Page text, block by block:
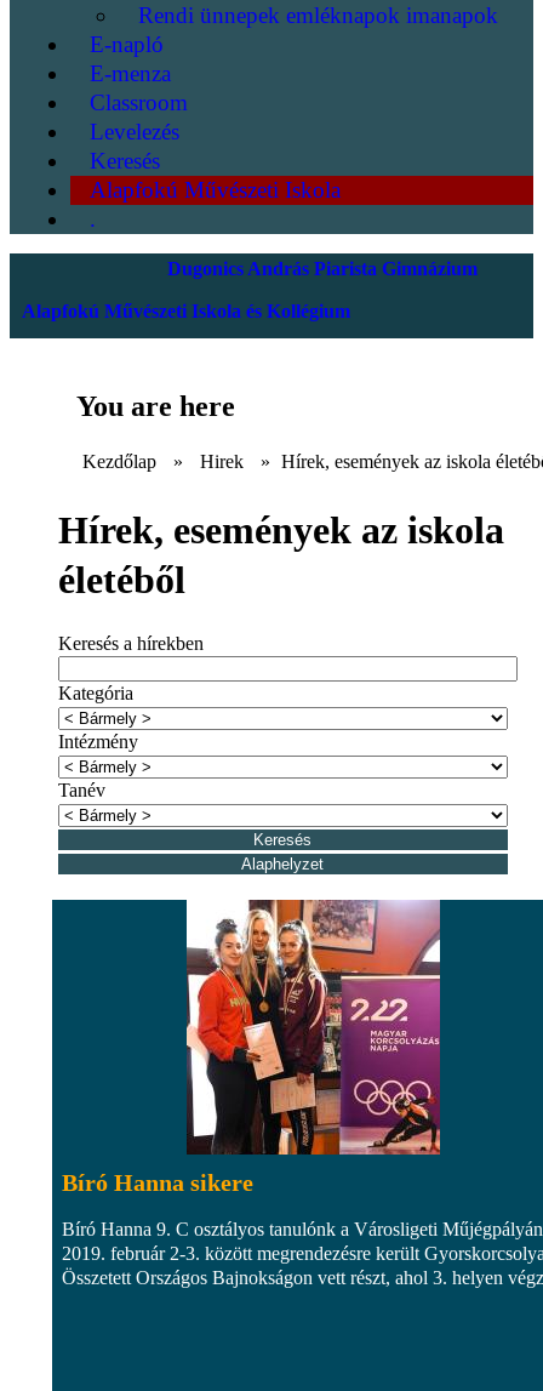
Rendi ünnepek emléknapok imanapok
E-napló
E-menza
Classroom
Levelezés
Keresés
Alapfokú Művészeti Iskola
.
Dugonics András Piarista Gimnázium
Alapfokú Művészeti Iskola és Kollégium
You are here
Kezdőlap » Hirek » Hírek, események az iskola
Hírek, események az iskola
életéből
Keresés a hírekben
Kategória
Intézmény
Tanév
Bíró Hanna sikere
Bíró Hanna 9. C osztályos tanulónk a Városligeti Műjégpályán
2019. február 2-3. között megrendezésre került
Összetett Országos Bajnokságon vett részt, ahol 3. helyen